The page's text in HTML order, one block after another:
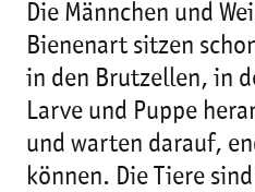
Die Männchen und
Bienenart sitzen
in den Brutzellen, in
Larve und Puppe
und warten darauf,
können. Die Tiere